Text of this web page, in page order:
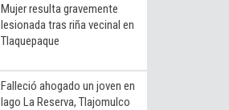
Mujer resulta gravemente
lesionada tras riña vecinal en
Tlaquepaque
Falleció ahogado un joven en
lago La Reserva, Tlajomulco